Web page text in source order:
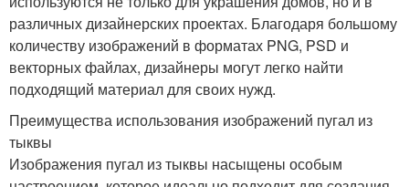
различных дизайнерских проектах. Благодаря большому
количеству изображений в форматах PNG, PSD и
векторных файлах, дизайнеры могут легко найти
подходящий материал для своих нужд.
Преимущества использования изображений пугал из
тыквы
Изображения пугал из тыквы насыщены особым